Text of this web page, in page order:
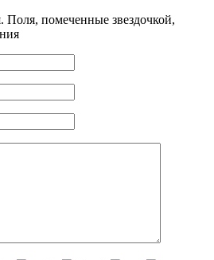
Поля, помеченные звездочкой,